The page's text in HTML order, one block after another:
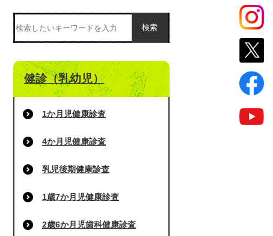
検索
健診（乳幼児）
1か月児健康診査
4か月児健康診査
乳児後期健康診査
1歳7か月児健康診査
2歳6か月児歯科健康診査